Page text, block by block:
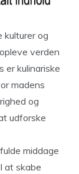
kulturer og
verden
er kulinariske
madens
og
udforske
middage
at skabe